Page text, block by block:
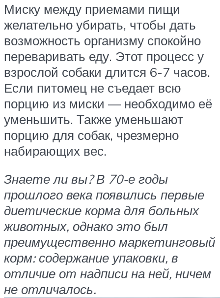
Миску между приемами пищи
желательно убирать, чтобы дать
возможность организму спокойно
переваривать еду. Этот процесс у
взрослой собаки длится 6-7 часов.
Если питомец не съедает всю
порцию из миски — необходимо её
уменьшить. Также уменьшают
порцию для собак, чрезмерно
набирающих вес.
Знаете ли вы? В 70-е годы
прошлого века появились первые
диетические корма для больных
животных, однако это был
преимущественно маркетинговый
корм: содержание упаковки, в
отличие от надписи на ней, ничем
не отличалось.